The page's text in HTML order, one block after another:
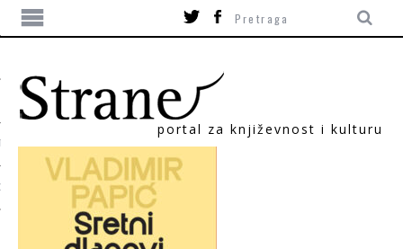
portal za književnost i kulturu